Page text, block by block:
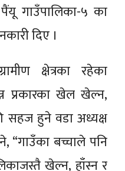
गाउँपालिका-५ का
दिए ।
क्षेत्रका रहेका
प्रकारका खेल खेल्न,
सहज हुने वडा अध्यक्ष
“गाउँका बच्चाले पनि
खेल्न, हाँस्न र